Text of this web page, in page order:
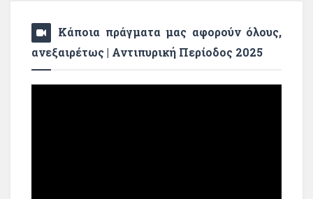
Κάποια πράγματα μας αφορούν όλους,
ανεξαιρέτως | Αντιπυρική Περίοδος 2025